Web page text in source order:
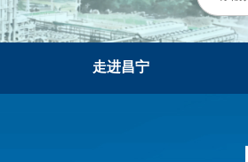
走进昌宁